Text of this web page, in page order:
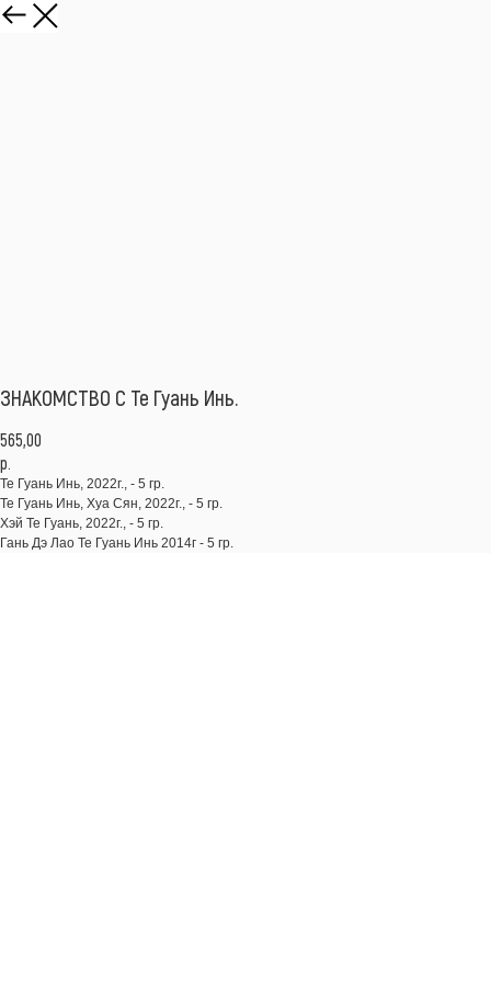
ЗНАКОМСТВО С Те Гуань Инь.
565,00
р.
Те Гуань Инь, 2022г., - 5 гр.
Те Гуань Инь, Хуа Сян, 2022г., - 5 гр.
Хэй Те Гуань, 2022г., - 5 гр.
Гань Дэ Лао Те Гуань Инь 2014г - 5 гр.